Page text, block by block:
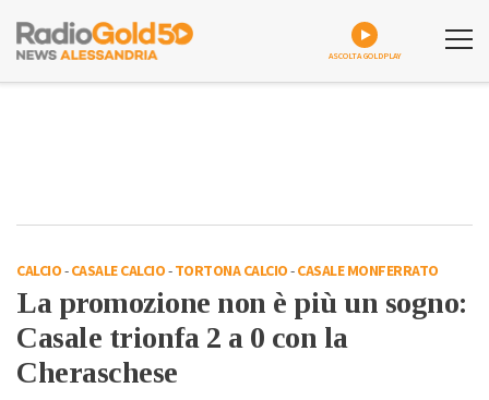
ASCOLTA GOLDPLAY
CALCIO-CASALE CALCIO-TORTONA CALCIO-CASALE MONFERRATO
La promozione non è più un sogno:
Casale trionfa 2 a 0 con la
Cheraschese